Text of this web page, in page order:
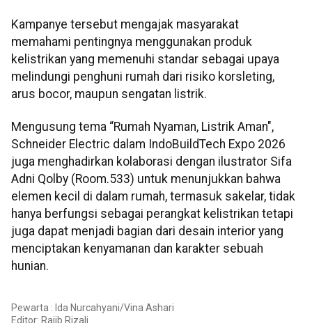
Kampanye tersebut mengajak masyarakat
memahami pentingnya menggunakan produk
kelistrikan yang memenuhi standar sebagai upaya
melindungi penghuni rumah dari risiko korsleting,
arus bocor, maupun sengatan listrik.
Mengusung tema “Rumah Nyaman, Listrik Aman",
Schneider Electric dalam IndoBuildTech Expo 2026
juga menghadirkan kolaborasi dengan ilustrator Sifa
Adni Qolby (Room.533) untuk menunjukkan bahwa
elemen kecil di dalam rumah, termasuk sakelar, tidak
hanya berfungsi sebagai perangkat kelistrikan tetapi
juga dapat menjadi bagian dari desain interior yang
menciptakan kenyamanan dan karakter sebuah
hunian.
Pewarta : Ida Nurcahyani/Vina Ashari
Editor: Rajib Rizali